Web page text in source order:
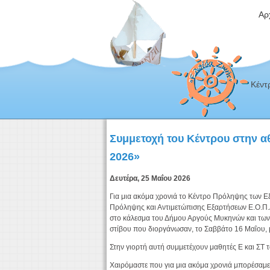
Συμμετοχή του Κέντρου στην
2026»
Δευτέρα, 25 Μαΐου 2026
Για μια ακόμα χρονιά το Κέντρο Πρόληψης των
Πρόληψης και Αντιμετώπισης Εξαρτήσεων
στο κάλεσμα του Δήμου Αργούς Μυκηνών και
στίβου που διοργάνωσαν, το Σαββάτο 16 Μαΐου,
Στην γιορτή αυτή συμμετέχουν μαθητές Ε και
Χαιρόμαστε που για μια ακόμα χρονιά μπορέσαμε